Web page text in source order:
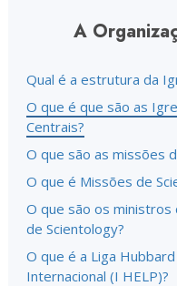
A
Qual é a estrutura da
O que é que são as
Centrais?
O que são as missões
O que é Missões de
O que são os
de Scientology?
O que é a Liga
Internacional (I HELP)?